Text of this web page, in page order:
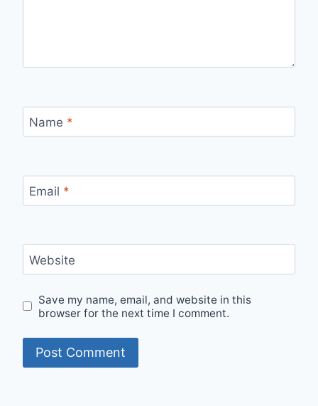
Name *
Email *
Website
Save my name, email, and website in this
browser for the next time I comment.